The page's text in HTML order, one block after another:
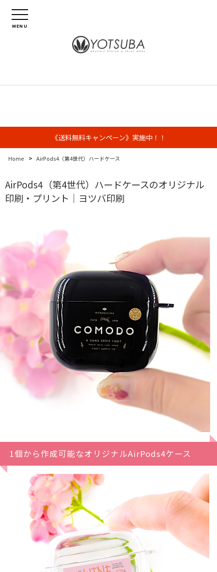
MENU
《送料無料キャンペーン》実施中！！
Home > AirPods4（第4世代）ハードケース
AirPods4（第4世代）ハードケースのオリジナル
印刷・プリント｜ヨツバ印刷
1個から作成可能なオリジナルAirPods4ケース